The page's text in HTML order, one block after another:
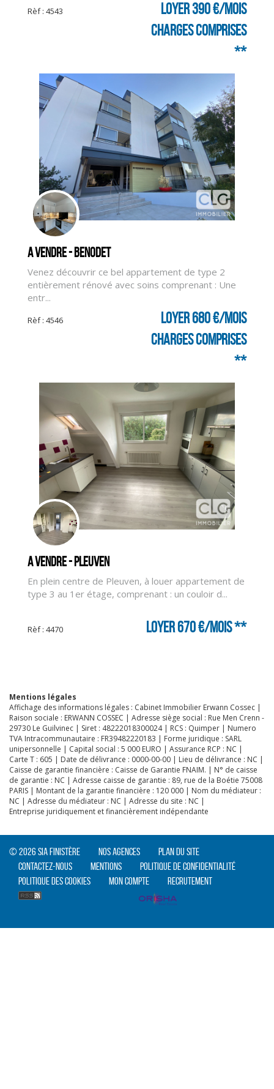
CLIQUER ICI POUR AGRANDIR
CLIQUER ICI POUR AGRANDIR
CLIQUER ICI POUR AGRANDIR
Rèf : 4543
Loyer 390 €/mois
charges comprises
**
A vendre - BENODET
Venez découvrir ce bel appartement de type 2
entièrement rénové avec soins comprenant : Une
entr...
Rèf : 4546
Loyer 680 €/mois
charges comprises
**
A vendre - PLEUVEN
En plein centre de Pleuven, à louer appartement de
type 3 au 1er étage, comprenant : un couloir d...
Rèf : 4470 Loyer 670 €/mois**
Mentions légales
Affichage des informations légales : Cabinet Immobilier Erwann Cossec |
Raison sociale : ERWANN COSSEC | Adresse siège social : Rue Men Crenn -
29730 Le Guilvinec | Siret : 48222018300024 | RCS : Quimper | Numero
TVA Intracommunautaire : FR39482220183 | Forme juridique : SARL
unipersonnelle | Capital social : 5 000 EURO | Assurance RCP : NC |
Carte T : 605 | Date de délivrance : 0000-00-00 | Lieu de délivrance : NC |
Caisse de garantie financière : Caisse de Garantie FNAIM. | N° de caisse
de garantie : NC | Adresse caisse de garantie : 89, rue de la Boétie 75008
PARIS | Montant de la garantie financière : 120 000 | Nom du médiateur :
NC | Adresse du médiateur : NC | Adresse du site : NC |
Entreprise juridiquement et financièrement indépendante
© 2026 SIA Finistère Nos agences
Plan du site
Contactez-nous
Mentions
Politique de confidentialité
Politique des cookies
Mon compte Recrutement